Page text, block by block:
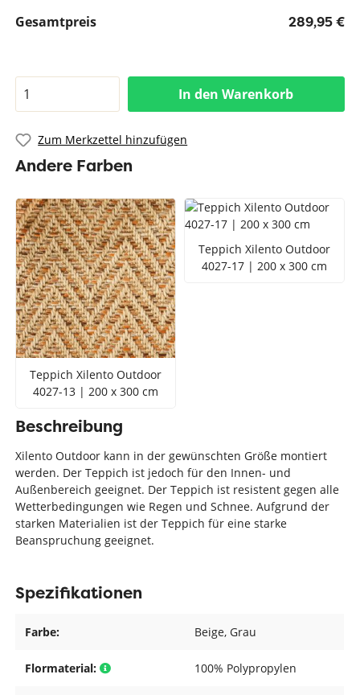
Gesamtpreis 289,95 €
In den Warenkorb
Zum Merkzettel hinzufügen
Andere Farben
Teppich Xilento Outdoor
4027-13 | 200 x 300 cm
Teppich Xilento Outdoor
4027-17 | 200 x 300 cm
Beschreibung
Xilento Outdoor kann in der gewünschten Größe montiert
werden. Der Teppich ist jedoch für den Innen- und
Außenbereich geeignet. Der Teppich ist resistent gegen alle
Wetterbedingungen wie Regen und Schnee. Aufgrund der
starken Materialien ist der Teppich für eine starke
Beanspruchung geeignet.
Spezifikationen
Farbe: Beige, Grau
Flormaterial: 100% Polypropylen